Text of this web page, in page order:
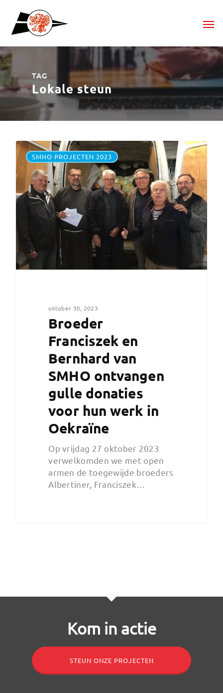
TAG
Lokale steun
SMHO PROJECTEN 2023
oktober 30, 2023
Broeder
Franciszek en
Bernhard van
SMHO ontvangen
gulle donaties
voor hun werk in
Oekraïne
Op vrijdag 27 oktober 2023
verwelkomden we met open
armen de toegewijde broeders
Albertiner, Franciszek…
Kom in actie
STEUN ONZE PROJECTEN